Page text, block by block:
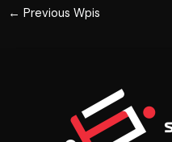
← Previous Wpis